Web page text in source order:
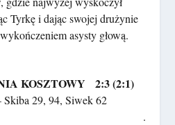
Tyrkę i dając swojej drużynie
asysty głową.
KOSZTOWY 2:3 (2:1)
29, 94, Siwek 62
.